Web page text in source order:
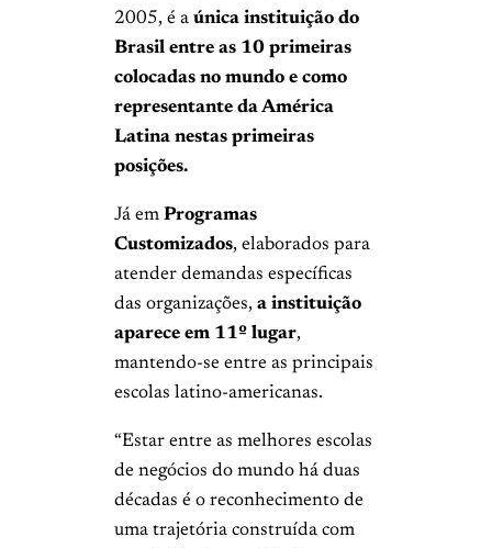
2005, é a única instituição do
Brasil entre as 10 primeiras
colocadas no mundo e como
representante da América
Latina nestas primeiras
posições.
Já em Programas
Customizados, elaborados para
atender demandas específicas
das organizações, a instituição
aparece em 11º lugar,
mantendo-se entre as principais
escolas latino-americanas.
“Estar entre as melhores escolas
de negócios do mundo há duas
décadas é o reconhecimento de
uma trajetória construída com